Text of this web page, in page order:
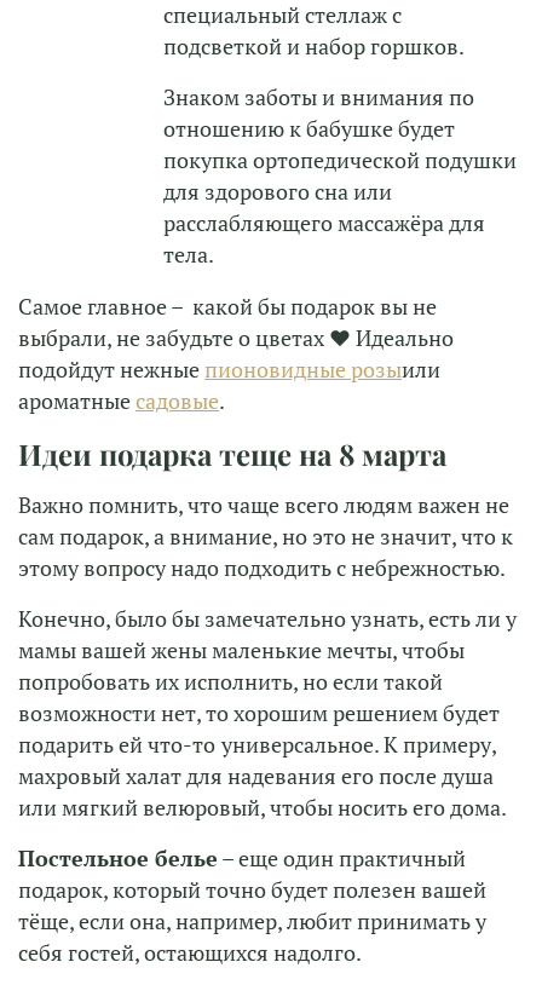
специальный стеллаж с
подсветкой и набор горшков.
Знаком заботы и внимания по
отношению к бабушке будет
покупка ортопедической подушки
для здорового сна или
расслабляющего массажёра для
тела.
Самое главное – какой бы подарок вы не
выбрали, не забудьте о цветах ❤ Идеально
подойдут нежныепионовидные розыили
ароматныесадовые.
Идеи подарка теще на 8 марта
Важно помнить, что чаще всего людям важен не
сам подарок, а внимание, но это не значит, что к
этому вопросу надо подходить с небрежностью.
Конечно, было бы замечательно узнать, есть ли у
мамы вашей жены маленькие мечты, чтобы
попробовать их исполнить, но если такой
возможности нет, то хорошим решением будет
подарить ей что-то универсальное. К примеру,
махровый халат для надевания его после душа
или мягкий велюровый, чтобы носить его дома.
Постельное белье – еще один практичный
подарок, который точно будет полезен вашей
тёще, если она, например, любит принимать у
себя гостей, остающихся надолго.